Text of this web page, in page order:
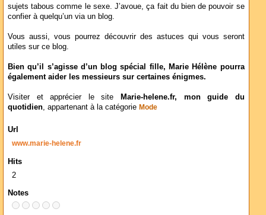
sujets tabous comme le sexe. J’avoue, ça fait du bien de pouvoir se
confier à quelqu’un via un blog.
Vous aussi, vous pourrez découvrir des astuces qui vous seront
utiles sur ce blog.
Bien qu’il s’agisse d’un blog spécial fille, Marie Hélène pourra
également aider les messieurs sur certaines énigmes.
Visiter et apprécier le site
Marie-helene.fr, mon guide du
quotidien, appartenant à la catégorie Mode
Url
www.marie-helene.fr
Hits
2
Notes